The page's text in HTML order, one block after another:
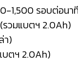
1,500 รอบต่อนา
รวมแบตฯ 2.0Ah)
า)
บตฯ 2.0Ah)